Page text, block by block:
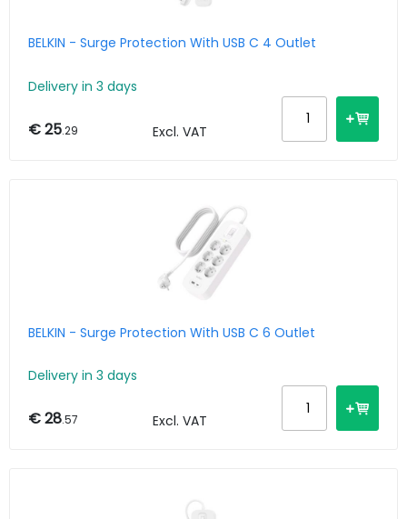
BELKIN - Surge Protection With USB C 4 Outlet
Delivery in 3 days
€ 25.29 Excl. VAT
BELKIN - Surge Protection With USB C 6 Outlet
Delivery in 3 days
€ 28.57 Excl. VAT